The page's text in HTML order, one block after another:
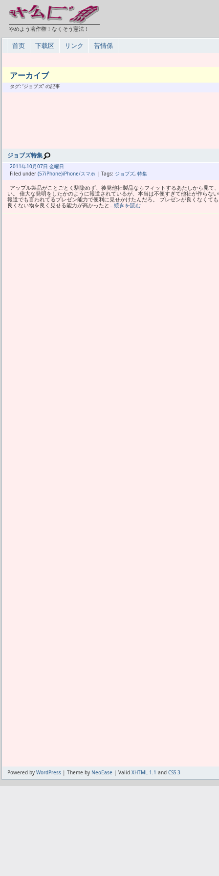
やめよう著作権！なくそう憲法！
首页 下载区 リンク 苦情係
アーカイブ
タグ: ‘ジョブズ’ の記事
ジョブズ特集
2011年10月07日 金曜日
Filed under (57iPhone)iPhone/スマホ | Tags: ジョブズ, 特集
アップル製品がことごとく馴染めず、後発他社製品ならフィットするあたしから見て
い。 偉大な発明をしたかのように報道されているが、本当は不便すぎて他社が作らな
報道でも言われてるプレゼン能力で便利に見せかけたんだろ。 プレゼンが良くなくて
良くない物を良く見せる能力が高かったと …続きを読む
Powered by WordPress | Theme by NeoEase | Valid XHTML 1.1 and CSS 3